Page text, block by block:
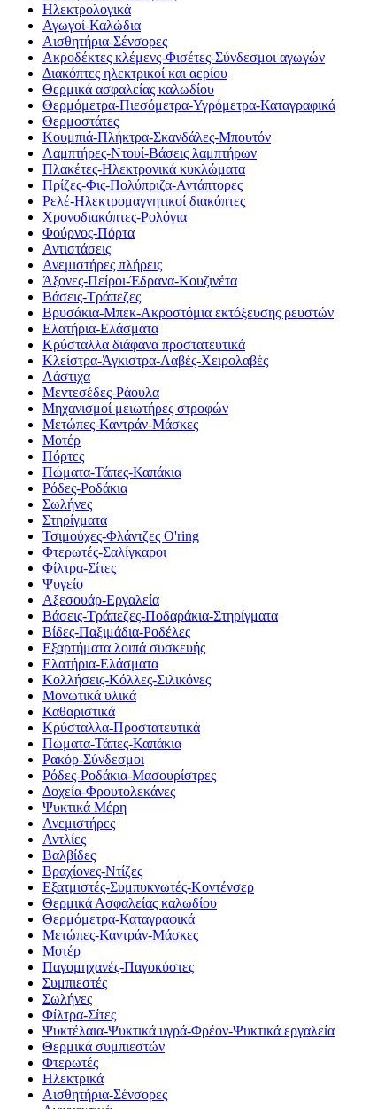
Ηλεκτρολογικά
Αγωγοί-Καλώδια
Αισθητήρια-Σένσορες
Ακροδέκτες κλέμενς-Φισέτες-Σύνδεσμοι αγωγών
Διακόπτες ηλεκτρικοί και αερίου
Θερμικά ασφαλείας καλωδίου
Θερμόμετρα-Πιεσόμετρα-Υγρόμετρα-Καταγραφικά
Θερμοστάτες
Κουμπιά-Πλήκτρα-Σκανδάλες-Μπουτόν
Λαμπτήρες-Ντουί-Βάσεις λαμπτήρων
Πλακέτες-Ηλεκτρονικά κυκλώματα
Πρίζες-Φις-Πολύπριζα-Αντάπτορες
Ρελέ-Ηλεκτρομαγνητικοί διακόπτες
Χρονοδιακόπτες-Ρολόγια
Φούρνος-Πόρτα
Αντιστάσεις
Ανεμιστήρες πλήρεις
Άξονες-Πείροι-Έδρανα-Κουζινέτα
Βάσεις-Τράπεζες
Βρυσάκια-Μπεκ-Ακροστόμια εκτόξευσης ρευστών
Ελατήρια-Ελάσματα
Κρύσταλλα διάφανα προστατευτικά
Κλείστρα-Άγκιστρα-Λαβές-Χειρολαβές
Λάστιχα
Μεντεσέδες-Ράουλα
Μηχανισμοί μειωτήρες στροφών
Μετώπες-Καντράν-Μάσκες
Μοτέρ
Πόρτες
Πώματα-Τάπες-Καπάκια
Ρόδες-Ροδάκια
Σωλήνες
Στηρίγματα
Τσιμούχες-Φλάντζες O'ring
Φτερωτές-Σαλίγκαροι
Φίλτρα-Σίτες
Ψυγείο
Αξεσουάρ-Εργαλεία
Βάσεις-Τράπεζες-Ποδαράκια-Στηρίγματα
Βίδες-Παξιμάδια-Ροδέλες
Εξαρτήματα λοιπά συσκευής
Ελατήρια-Ελάσματα
Κολλήσεις-Κόλλες-Σιλικόνες
Μονωτικά υλικά
Καθαριστικά
Κρύσταλλα-Προστατευτικά
Πώματα-Τάπες-Καπάκια
Ρακόρ-Σύνδεσμοι
Ρόδες-Ροδάκια-Μασουρίστρες
Δοχεία-Φρουτολεκάνες
Ψυκτικά Μέρη
Ανεμιστήρες
Αντλίες
Βαλβίδες
Βραχίονες-Ντίζες
Εξατμιστές-Συμπυκνωτές-Κοντένσερ
Θερμικά Ασφαλείας καλωδίου
Θερμόμετρα-Καταγραφικά
Μετώπες-Καντράν-Μάσκες
Μοτέρ
Παγομηχανές-Παγοκύστες
Συμπιεστές
Σωλήνες
Φίλτρα-Σίτες
Ψυκτέλαια-Ψυκτικά υγρά-Φρέον-Ψυκτικά εργαλεία
Θερμικά συμπιεστών
Φτερωτές
Ηλεκτρικά
Αισθητήρια-Σένσορες